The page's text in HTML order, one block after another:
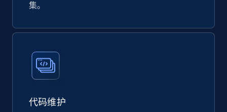
URL, Product id, Title, Rating, Reviews count,
eCommerce
822+
集。
代码维护